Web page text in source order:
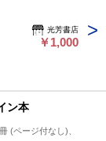
光芳書店
￥1,000
ン本
(ページ付なし)、